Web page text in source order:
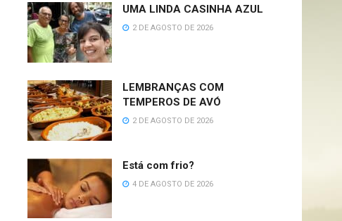
UMA LINDA CASINHA AZUL
2 DE AGOSTO DE 2026
LEMBRANÇAS COM
TEMPEROS DE AVÓ
2 DE AGOSTO DE 2026
Está com frio?
4 DE AGOSTO DE 2026